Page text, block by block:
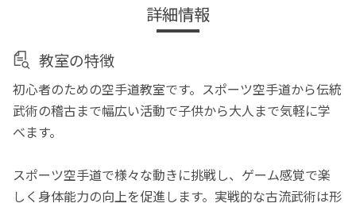
詳細情報
教室の特徴
初心者のための空手道教室です。スポーツ空手道から伝統
武術の稽古まで幅広い活動で子供から大人まで気軽に学
べます。
スポーツ空手道で様々な動きに挑戦し、ゲーム感覚で楽
しく身体能力の向上を促進します。実戦的な古流武術は形